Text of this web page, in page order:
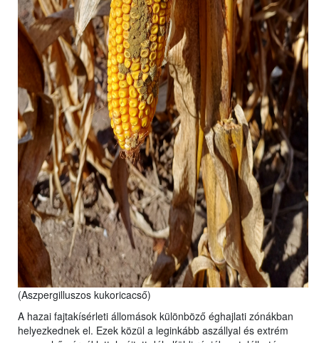
(Aszpergilluszos kukoricacső)
A hazai fajtakísérleti állomások különböző éghajlati zónákban
helyezkednek el. Ezek közül a leginkább aszállyal és extrém